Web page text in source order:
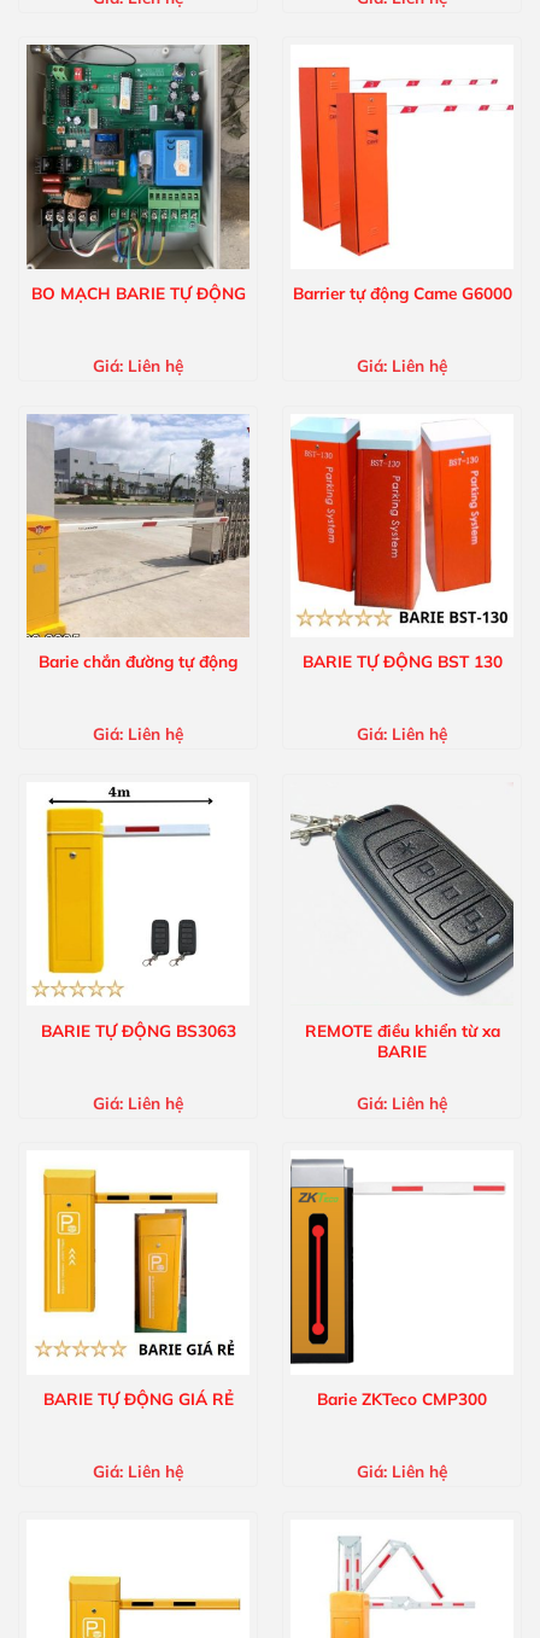
BO MẠCH BARIE TỰ ĐỘNG
Giá: Liên hệ
Barrier tự động Came G6000
Giá: Liên hệ
Barie chắn đường tự động
Giá: Liên hệ
BARIE TỰ ĐỘNG BST 130
Giá: Liên hệ
BARIE TỰ ĐỘNG BS3063
Giá: Liên hệ
REMOTE điều khiển từ xa
BARIE
Giá: Liên hệ
BARIE TỰ ĐỘNG GIÁ RẺ
Giá: Liên hệ
Barie ZKTeco CMP300
Giá: Liên hệ